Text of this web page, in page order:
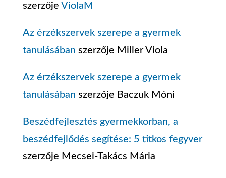
szerzője ViolaM
Az érzékszervek szerepe a gyermek
tanulásában szerzője Miller Viola
Az érzékszervek szerepe a gyermek
tanulásában szerzője Baczuk Móni
Beszédfejlesztés gyermekkorban, a
beszédfejlődés segítése: 5 titkos fegyver
szerzője Mecsei-Takács Mária